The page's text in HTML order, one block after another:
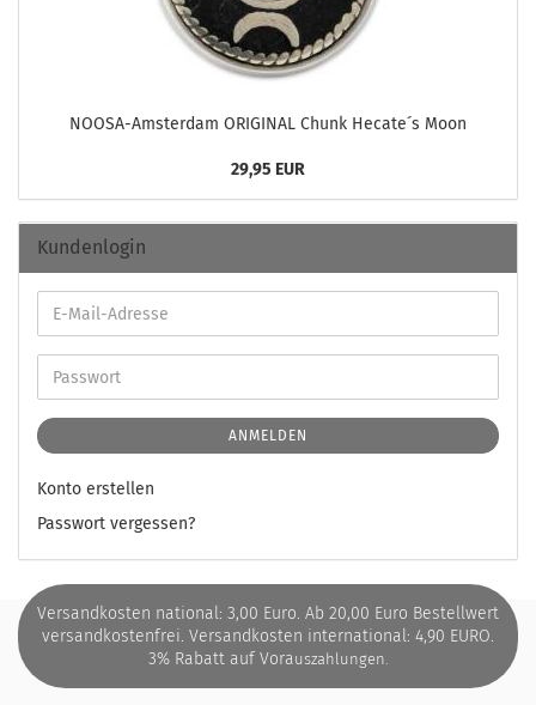
NOOSA-​Amsterdam ORI­GI­NAL Chunk He­ca­te´s Moon
29,95 EUR
Kundenlogin
ANMELDEN
Konto erstellen
Passwort vergessen?
Versandkosten national: 3,00 Euro. Ab 20,00 Euro Bestellwert
versandkostenfrei. Versandkosten international: 4,90 EURO.
3% Rabatt auf Vorauszahlungen.